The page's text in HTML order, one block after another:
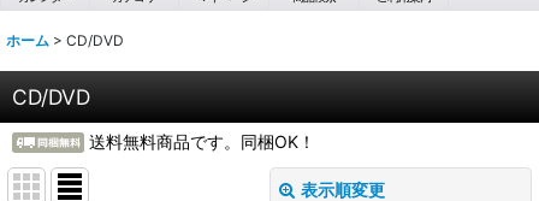
ホーム > CD/DVD
CD/DVD
送料無料商品です。同梱OK！
表示順変更